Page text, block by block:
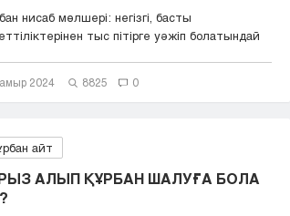
нисаб мөлшері: негізгі, басты
тыс пітірге уәжіп болатындай
2024 8825 0
айт
АЛЫП ҚҰРБАН ШАЛУҒА БОЛА